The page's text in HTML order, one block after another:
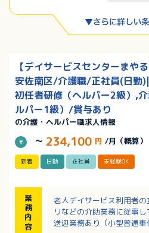
【デイサービスセンターまや
安佐南区/介護職/正社員(日勤
初任者研修（ヘルパー2級）,
ルパー1級）/賞与あり
の介護・ヘルパー職求人情報
～ 234,100 円 /月（概算）
新着 日勤 正社員 未経験OK
業
務
内
容
老人デイサービス利用者
リなどの介助業務に従事し
送迎業務あり（小型普通車